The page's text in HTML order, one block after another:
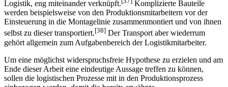
Produktion und der Logistik, vor allem in der innerbetrieblichen
Logistik, eng miteinander verknüpft.[37]Komplizierte Bauteile
werden beispielsweise von den Produktionsmitarbeitern vor der
Einsteuerung in die Montagelinie zusammen­montiert und von ihnen
gehört allgemein zum Aufgabenbereich der Logistikmitarbeiter.
Um eine möglichst widerspruchsfreie Hypothese zu erzielen und am